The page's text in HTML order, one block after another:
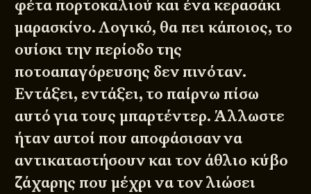
φέτα πορτοκαλιού και ένα κερασάκι
μαρασκίνο. Λογικό, θα πει κάποιος, το
ουίσκι την περίοδο της
ποτοαπαγόρευσης δεν πινόταν.
Εντάξει, εντάξει, το παίρνω πίσω
αυτό για τους μπαρτέντερ. Άλλωστε
ήταν αυτοί που αποφάσισαν να
αντικαταστήσουν και τον άθλιο κύβο
ζάχαρης που μέχρι να τον λιώσει